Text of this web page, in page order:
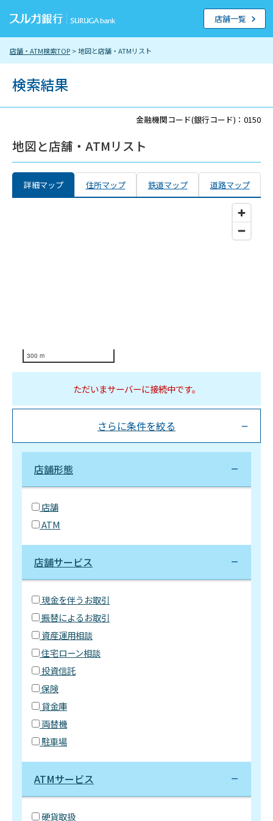
店舗・ATM検索TOP > 地図と店舗・ATMリスト
店舗一覧
検索結果
金融機関コード(銀行コード)：0150
地図と店舗・ATMリスト
詳細マップ 住所マップ 鉄道マップ 道路マップ
300 m
ただいまサーバーに接続中です。
さらに条件を絞る
店舗形態
店舗
ATM
店舗サービス
現金を伴うお取引
振替によるお取引
資産運用相談
住宅ローン相談
投資信託
保険
貸金庫
両替機
駐車場
ATMサービス
硬貨取扱